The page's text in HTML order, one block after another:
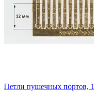
Петли пушечных портов,